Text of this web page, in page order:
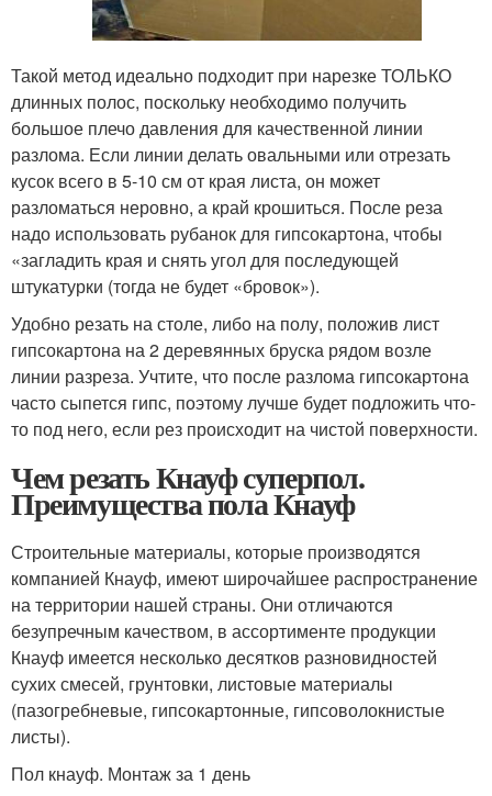
Такой метод идеально подходит при нарезке ТОЛЬКО
длинных полос, поскольку необходимо получить
большое плечо давления для качественной линии
разлома. Если линии делать овальными или отрезать
кусок всего в 5-10 см от края листа, он может
разломаться неровно, а край крошиться. После реза
надо использовать рубанок для гипсокартона, чтобы
«загладить края и снять угол для последующей
штукатурки (тогда не будет «бровок»).
Удобно резать на столе, либо на полу, положив лист
гипсокартона на 2 деревянных бруска рядом возле
линии разреза. Учтите, что после разлома гипсокартона
часто сыпется гипс, поэтому лучше будет подложить что-
то под него, если рез происходит на чистой поверхности.
Чем резать Кнауф суперпол.
Преимущества пола Кнауф
Строительные материалы, которые производятся
компанией Кнауф, имеют широчайшее распространение
на территории нашей страны. Они отличаются
безупречным качеством, в ассортименте продукции
Кнауф имеется несколько десятков разновидностей
сухих смесей, грунтовки, листовые материалы
(пазогребневые, гипсокартонные, гипсоволокнистые
листы).
Пол кнауф. Монтаж за 1 день